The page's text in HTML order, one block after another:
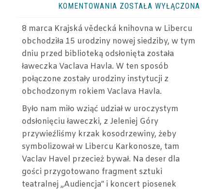
KOMENTOWANIA KRAJSKÁ
KNIHOVNA
W
LIBERCU
–
15
URODZINY
NOWEJ
SIEDZIBY
–
8.03.2016
ZOSTAŁA WYŁĄCZONA
8 marca Krajská vědecká knihovna w Libercu
obchodziła 15 urodziny nowej siedziby, w tym
dniu przed biblioteką odsłonięta została
ławeczka Vaclava Havla. W ten sposób
połączone zostały urodziny instytucji z
obchodzonym rokiem Vaclava Havla.
Było nam miło wziąć udział w uroczystym
odsłonięciu ławeczki, z Jeleniej Góry
przywieźliśmy krzak kosodrzewiny, żeby
symbolizował w Libercu Karkonosze, tam
Vaclav Havel przecież bywał. Na deser dla
gości przygotowano fragment sztuki
teatralnej „Audiencja” i koncert piosenek